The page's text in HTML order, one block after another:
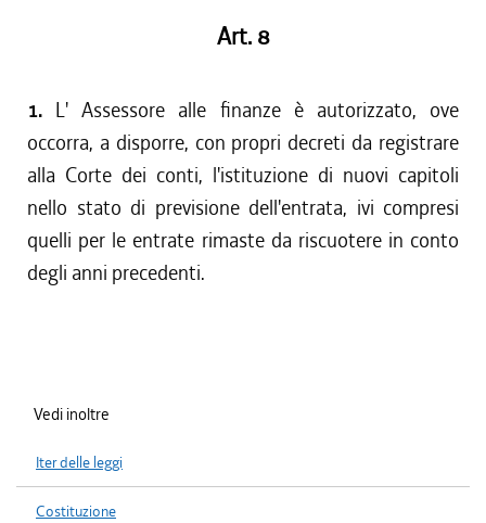
Art. 8
1. L' Assessore alle finanze è autorizzato, ove
occorra, a disporre, con propri decreti da registrare
alla Corte dei conti, l'istituzione di nuovi capitoli
nello stato di previsione dell'entrata, ivi compresi
quelli per le entrate rimaste da riscuotere in conto
degli anni precedenti.
Vedi inoltre
Iter delle leggi
Costituzione